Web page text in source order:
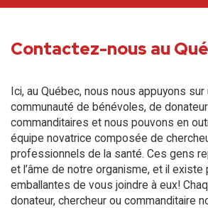
Contactez-nous au
Ici, au Québec, nous nous appuyons
communauté de bénévoles, de
commanditaires et nous pouvons en
équipe novatrice composée de
professionnels de la santé. Ces gens
et l’âme de notre organisme, et il
emballantes de vous joindre à eux!
donateur, chercheur ou commanditaire